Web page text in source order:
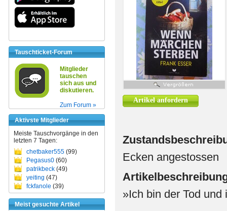
Tauschticket-Forum
Mitglieder
tauschen
sich aus und
diskutieren.
Zum Forum »
Aktivste Mitglieder
Meiste Tauschvorgänge in den
letzten 7 Tagen:
chetbaker555 (99)
Pegasus0 (60)
patrikbeck (49)
yeiting (47)
fckfanole (39)
Meist gesuchte Artikel
Artikel anfordern
Ecken angestossen
»Ich bin der Tod